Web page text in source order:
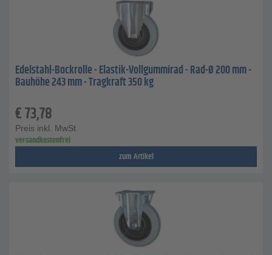
Edelstahl-Bockrolle - Elastik-Vollgummirad - Rad-Ø 200 mm -
Bauhöhe 243 mm - Tragkraft 350 kg
€73,78
Preis inkl. MwSt.
versandkostenfrei
zum Artikel